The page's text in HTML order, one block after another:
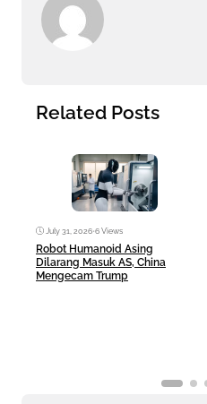
Related Posts
July 31, 2026•6 Views
Robot Humanoid Asing
Dilarang Masuk AS, China
Mengecam Trump